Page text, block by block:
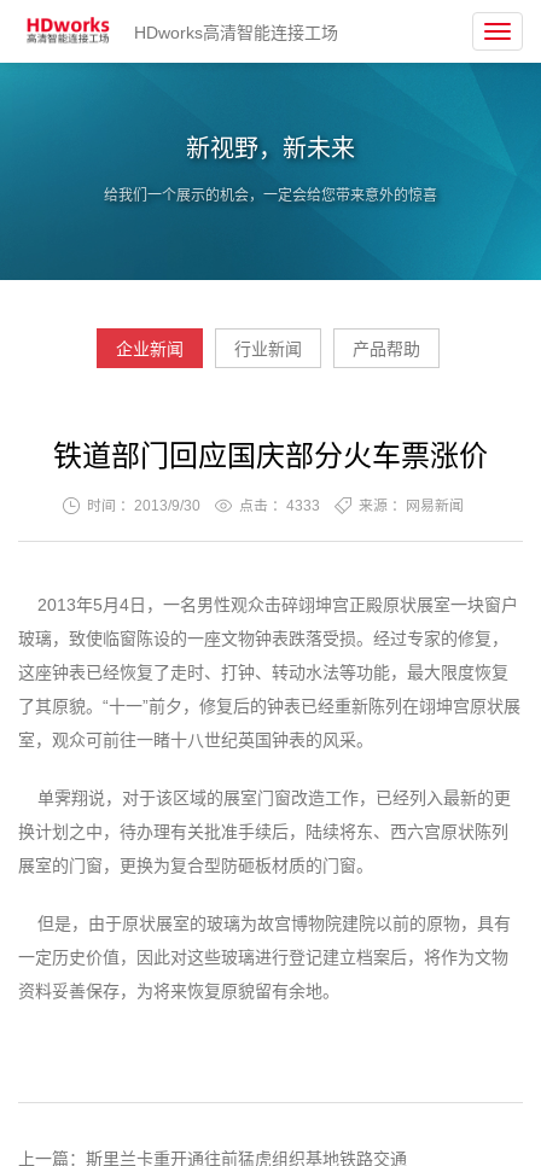
HDworks高清智能连接工场
新视野，新未来
给我们一个展示的机会，一定会给您带来意外的惊喜
企业新闻 行业新闻 产品帮助
铁道部门回应国庆部分火车票涨价
时间 ：2013/9/30 点击 ： 4333 来源 ：网易新闻
2013年5月4日，一名男性观众击碎翊坤宫正殿原状展室一块窗户
玻璃，致使临窗陈设的一座文物钟表跌落受损。经过专家的修复，
这座钟表已经恢复了走时、打钟、转动水法等功能，最大限度恢复
了其原貌。“十一”前夕，修复后的钟表已经重新陈列在翊坤宫原状展
室，观众可前往一睹十八世纪英国钟表的风采。
单霁翔说，对于该区域的展室门窗改造工作，已经列入最新的更
换计划之中，待办理有关批准手续后，陆续将东、西六宫原状陈列
展室的门窗，更换为复合型防砸板材质的门窗。
但是，由于原状展室的玻璃为故宫博物院建院以前的原物，具有
一定历史价值，因此对这些玻璃进行登记建立档案后，将作为文物
资料妥善保存，为将来恢复原貌留有余地。
上一篇： 斯里兰卡重开通往前猛虎组织基地铁路交通